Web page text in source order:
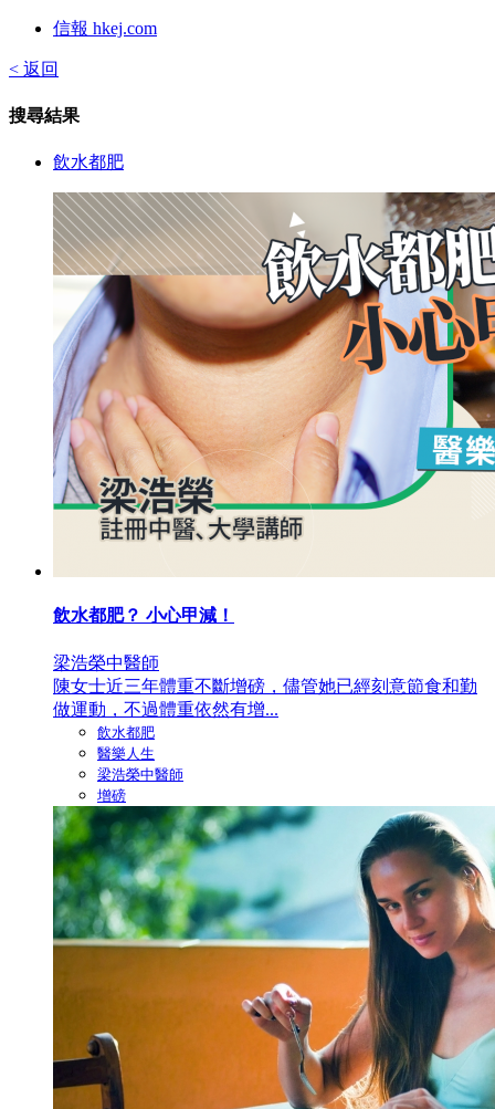
信報 hkej.com
< 返回
搜尋結果
飲水都肥
飲水都肥？ 小心甲減！
梁浩榮中醫師
陳女士近三年體重不斷增磅，儘管她已經刻意節食和勤
做運動，不過體重依然有增...
飲水都肥
醫樂人生
梁浩榮中醫師
增磅